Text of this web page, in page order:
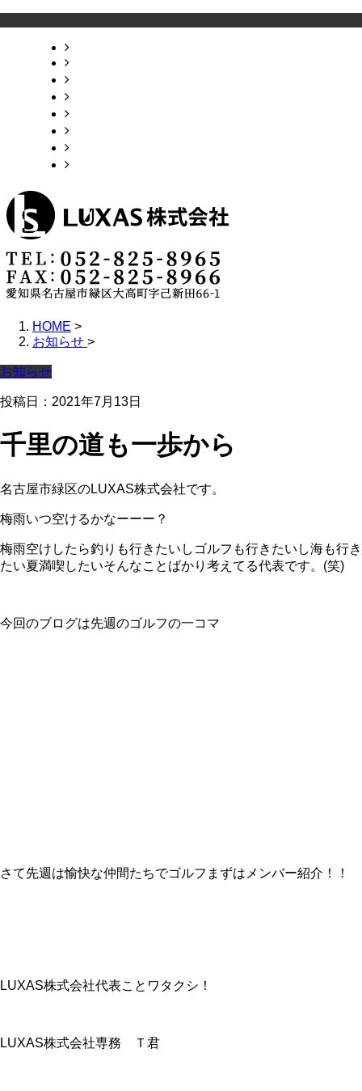
HOME >
お知らせ >
お知らせ
投稿日：2021年7月13日
千里の道も一歩から
名古屋市緑区のLUXAS株式会社です。
梅雨いつ空けるかなーーー？
梅雨空けしたら釣りも行きたいしゴルフも行きたいし海も行き
たい夏満喫したいそんなことばかり考えてる代表です。(笑)
今回のブログは先週のゴルフの一コマ
さて先週は愉快な仲間たちでゴルフまずはメンバー紹介！！
LUXAS株式会社代表ことワタクシ！
LUXAS株式会社専務 Ｔ君